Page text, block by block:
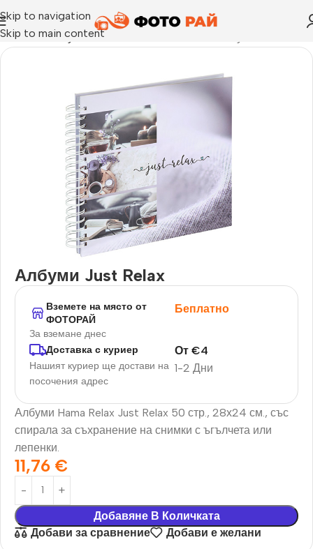
Skip to navigation
Skip to main content
Начало›Албум за залепване на снимки
Албуми Just Relax
Вземете на място от
ФОТОРАЙ
За вземане днес
Беплатно
Доставка с куриер
Нашият куриер ще достави на
посочения адрес
1-2 Дни
От€4
Албуми Hama Relax Just Relax 50 стр., 28х24 см., със
спирала за съхранение на снимки с ъгълчета или
лепенки.
11,76 €
Добавяне В Количката
Добави за сравнение
Добави е желани